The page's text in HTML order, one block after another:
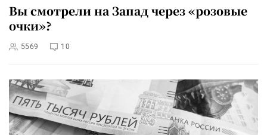
Вы смотрели на Запад через «розовые
очки»?
5569 10